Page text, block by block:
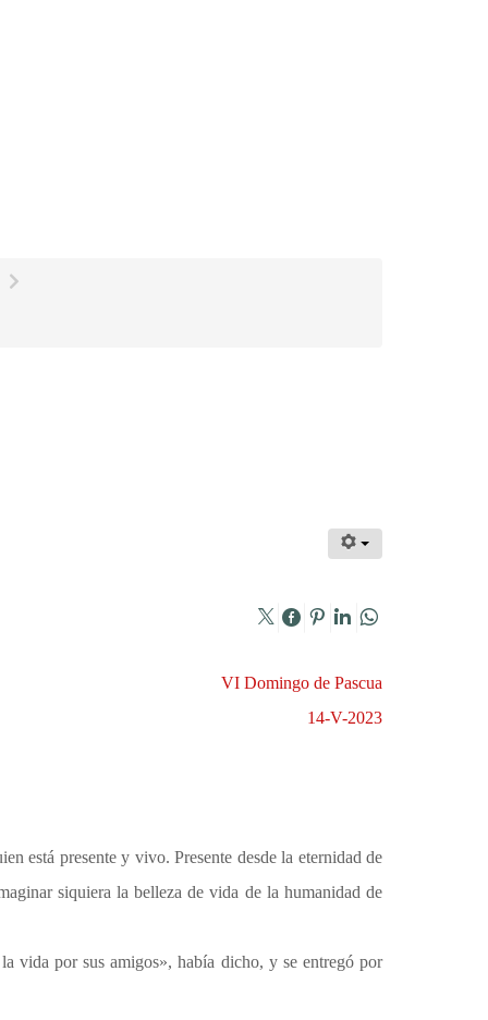
VI Domingo de Pascua
14-V-2023
está presente y vivo. Presente desde la eternidad de
siquiera la belleza de vida de la humanidad de
vida por sus amigos», había dicho, y se entregó por